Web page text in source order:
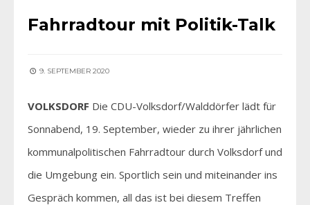
Fahrradtour mit Politik-Talk
9. SEPTEMBER 2020
VOLKSDORF Die CDU-Volksdorf/Walddörfer lädt für
Sonnabend, 19. September, wieder zu ihrer jährlichen
kommunalpolitischen Fahrradtour durch Volksdorf und
die Umgebung ein. Sportlich sein und miteinander ins
Gespräch kommen, all das ist bei diesem Treffen